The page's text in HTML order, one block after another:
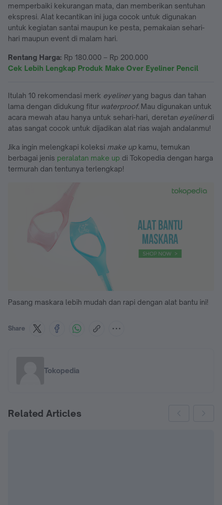
memperbaiki kekurangan mata, dan memberikan sentuhan
ekspresi. Alat kecantikan ini juga cocok untuk digunakan
untuk kegiatan santai maupun ke pesta, pemakaian sehari-
hari maupun event di malam hari.
Rentang Harga: Rp 180.000 – Rp 200.000
Cek Lebih Lengkap Produk Make Over Eyeliner Pencil
Itulah 10 rekomendasi merk eyelineryang bagus dan tahan
lama dengan didukung fitur waterproof. Mau digunakan untuk
acara mewah atau hanya untuk sehari-hari, deretan eyelinerdi
atas sangat cocok untuk dijadikan alat rias wajah andalanmu!
Jika ingin melengkapi koleksi make up kamu, temukan
berbagai jenis peralatan make up di Tokopedia dengan harga
termurah dan tentunya terlengkap!
Pasang maskara lebih mudah dan rapi dengan alat bantu ini!
Share
Tokopedia
Related Articles